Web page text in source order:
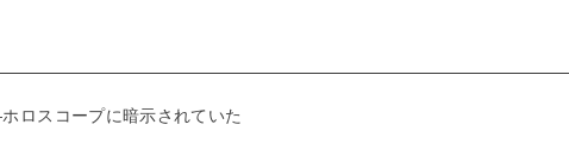
ロスコープに暗示されていた